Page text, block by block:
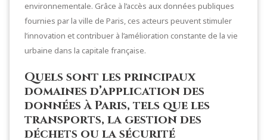
environnementale. Grâce à l’accès aux données publiques
fournies par la ville de Paris, ces acteurs peuvent stimuler
l’innovation et contribuer à l’amélioration constante de la vie
urbaine dans la capitale française.
Quels sont les principaux
domaines d’application des
données à Paris, tels que les
transports, la gestion des
déchets ou la sécurité